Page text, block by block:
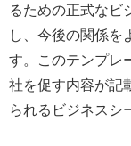
るための正式なビ
し、今後の関係を
す。このテンプレ
社を促す内容が記
られるビジネスシ